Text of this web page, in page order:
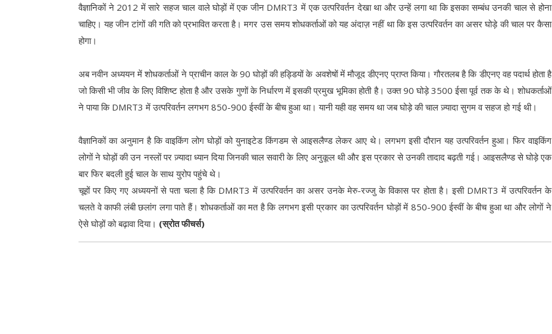
वैज्ञानिकों ने 2012 में सारे सहज चाल वाले घोड़ों में एक जीन DMRT3 में एक उत्परिवर्तन देखा था और उन्हें लगा था कि इसका सम्बंध उनकी चाल से होना
चाहिए। यह जीन टांगों की गति को प्रभावित करता है। मगर उस समय शोधकर्ताओं को यह अंदाज़ नहीं था कि इस उत्परिवर्तन का असर घोड़े की चाल पर कैसा
होगा।
अब नवीन अध्ययन में शोधकर्ताओं ने प्राचीन काल के 90 घोड़ों की हड्डियों के अवशेषों में मौजूद डीएनए प्राप्त किया। गौरतलब है कि डीएनए वह पदार्थ होता है
जो किसी भी जीव के लिए विशिष्ट होता है और उसके गुणों के निर्धारण में इसकी प्रमुख भूमिका होती है। उक्त 90 घोड़े 3500 ईसा पूर्व तक के थे। शोधकर्ताओं
ने पाया कि DMRT3 में उत्परिवर्तन लगभग 850-900 ईस्वीं के बीच हुआ था। यानी यही वह समय था जब घोड़े की चाल ज़्यादा सुगम व सहज हो गई थी।
वैज्ञानिकों का अनुमान है कि वाइकिंग लोग घोड़ों को युनाइटेड किंगडम से आइसलैण्ड लेकर आए थे। लगभग इसी दौरान यह उत्परिवर्तन हुआ। फिर वाइकिंग
लोगों ने घोड़ों की उन नस्लों पर ज़्यादा ध्यान दिया जिनकी चाल सवारी के लिए अनुकूल थी और इस प्रकार से उनकी तादाद बढ़ती गई। आइसलैण्ड से घोड़े एक
बार फिर बदली हुई चाल के साथ युरोप पहुंचे थे।
चूहों पर किए गए अध्ययनों से पता चला है कि DMRT3 में उत्परिवर्तन का असर उनके मेरु-रज्जु के विकास पर होता है। इसी DMRT3 में उत्परिवर्तन के
चलते वे काफी लंबी छलांग लगा पाते हैं। शोधकर्ताओं का मत है कि लगभग इसी प्रकार का उत्परिवर्तन घोड़ों में 850-900 ईस्वीं के बीच हुआ था और लोगों ने
ऐसे घोड़ों को बढ़ावा दिया। (स्रोत फीचर्स)